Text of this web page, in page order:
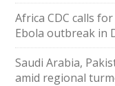
Africa CDC calls
Ebola outbreak in
Saudi ⁠Arabia,
amid regional